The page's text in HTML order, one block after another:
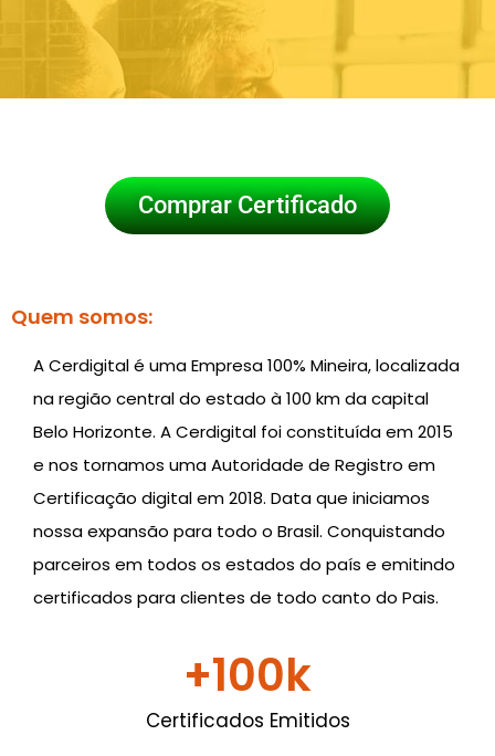
Comprar Certificado
Quem somos:
A Cerdigital é uma Empresa 100% Mineira, localizada
na região central do estado à 100 km da capital
Belo Horizonte. A Cerdigital foi constituída em 2015
e nos tornamos uma Autoridade de Registro em
Certificação digital em 2018. Data que iniciamos
nossa expansão para todo o Brasil. Conquistando
parceiros em todos os estados do país e emitindo
certificados para clientes de todo canto do Pais.
Certificados Emitidos
+100k